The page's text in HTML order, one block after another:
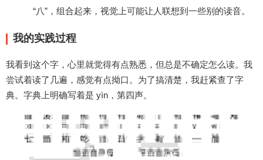
“八”，组合起来，视觉上可能让人联想到一些别的读音。
我的实践过程
我看到这个字，心里就觉得有点熟悉，但总是不确定怎么读。我
尝试着读了几遍，感觉有点拗口。为了搞清楚，我赶紧查了字
典。字典上明确写着是 yìn，第四声。